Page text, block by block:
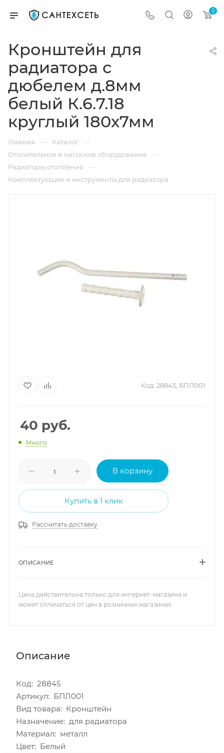
0
Кронштейн для
радиатора с
дюбелем д.8мм
белый К.6.7.18
круглый 180х7мм
Главная — Каталог —
Отопительное и насосное оборудование —
Радиаторы отопления —
Комплектующие и инструменты для радиатора
Код: 28845, БПЛ001
40 руб.
Много
В корзину
Купить в 1 клик
Рассчитать доставку
ОПИСАНИЕ
Цена действительна только для интернет-магазина и
может отличаться от цен в розничных магазинах
Описание
Код: 28845
Артикул: БПЛ001
Вид товара: Кронштейн
Назначение: для радиатора
Материал: металл
Цвет: Белый